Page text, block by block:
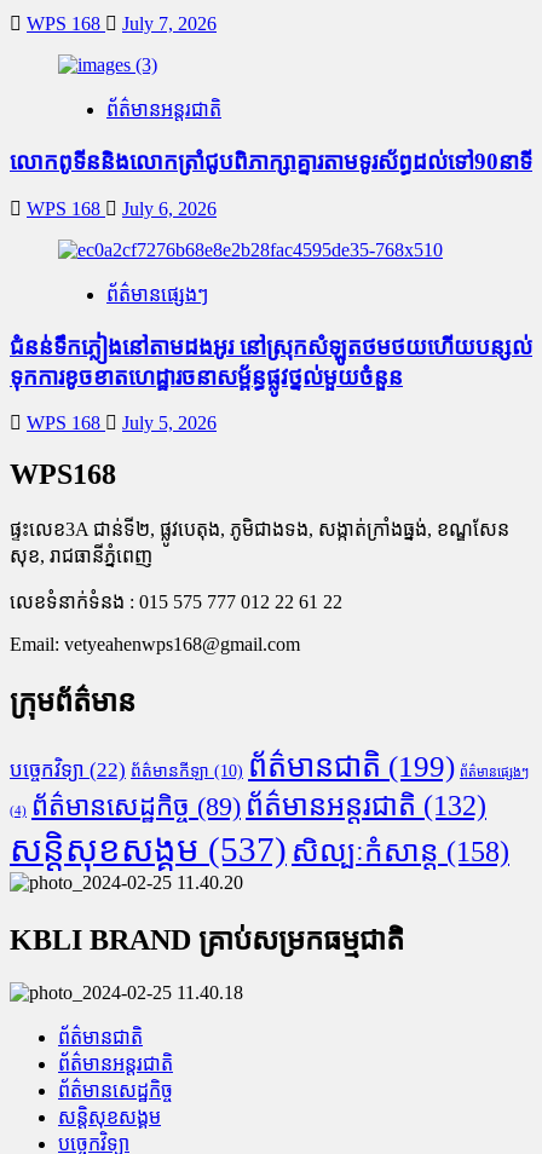
WPS 168 July 7, 2026
ព័ត៌មានអន្តរជាតិ
លោកពូទីននិងលោកត្រាំជូបពិភាក្សាគ្នារតាមទូរស័ព្ធដល់ទៅ90នាទី
WPS 168 July 6, 2026
ព័ត៌មានផ្សេងៗ
ជំនន់​ទឹកភ្លៀង​នៅ​តាម​ដងអូរ​ នៅ​ស្រុក​សំឡូត​ថមថយ​ហើយ​បន្សល់​
ទុក​ការ​ខូចខាត​ហេដ្ឋារចនាសម្ព័ន្ធ​ផ្លូវថ្នល់​មួយ​ចំនួន
WPS 168 July 5, 2026
WPS168
ផ្ទះលេខ3A ជាន់ទី២, ផ្លូវបេតុង, ភូមិជាងទង, សង្កាត់ក្រាំងធ្នង់, ខណ្ឌសែន
សុខ, រាជធានីភ្នំពេញ
លេខទំនាក់ទំនង : 015 575 777 012 22 61 22
Email: vetyeahenwps168@gmail.com
ក្រុមព័ត៌មាន
បច្ចេកវិទ្យា (22) ព័ត៌មានកីឡា (10) ព័ត៌មានជាតិ (199) ព័ត៌មានផ្សេងៗ
(4) ព័ត៌មានសេដ្ឋកិច្ច (89) ព័ត៌មានអន្តរជាតិ (132)
សន្តិសុខសង្គម (537) សិល្បៈកំសាន្ត (158)
KBLI BRAND គ្រាប់សម្រកធម្មជាតិ
ព័ត៌មានជាតិ
ព័ត៌មានអន្តរជាតិ
ព័ត៌មានសេដ្ឋកិច្ច
សន្តិសុខសង្គម
បច្ចេកវិទ្យា